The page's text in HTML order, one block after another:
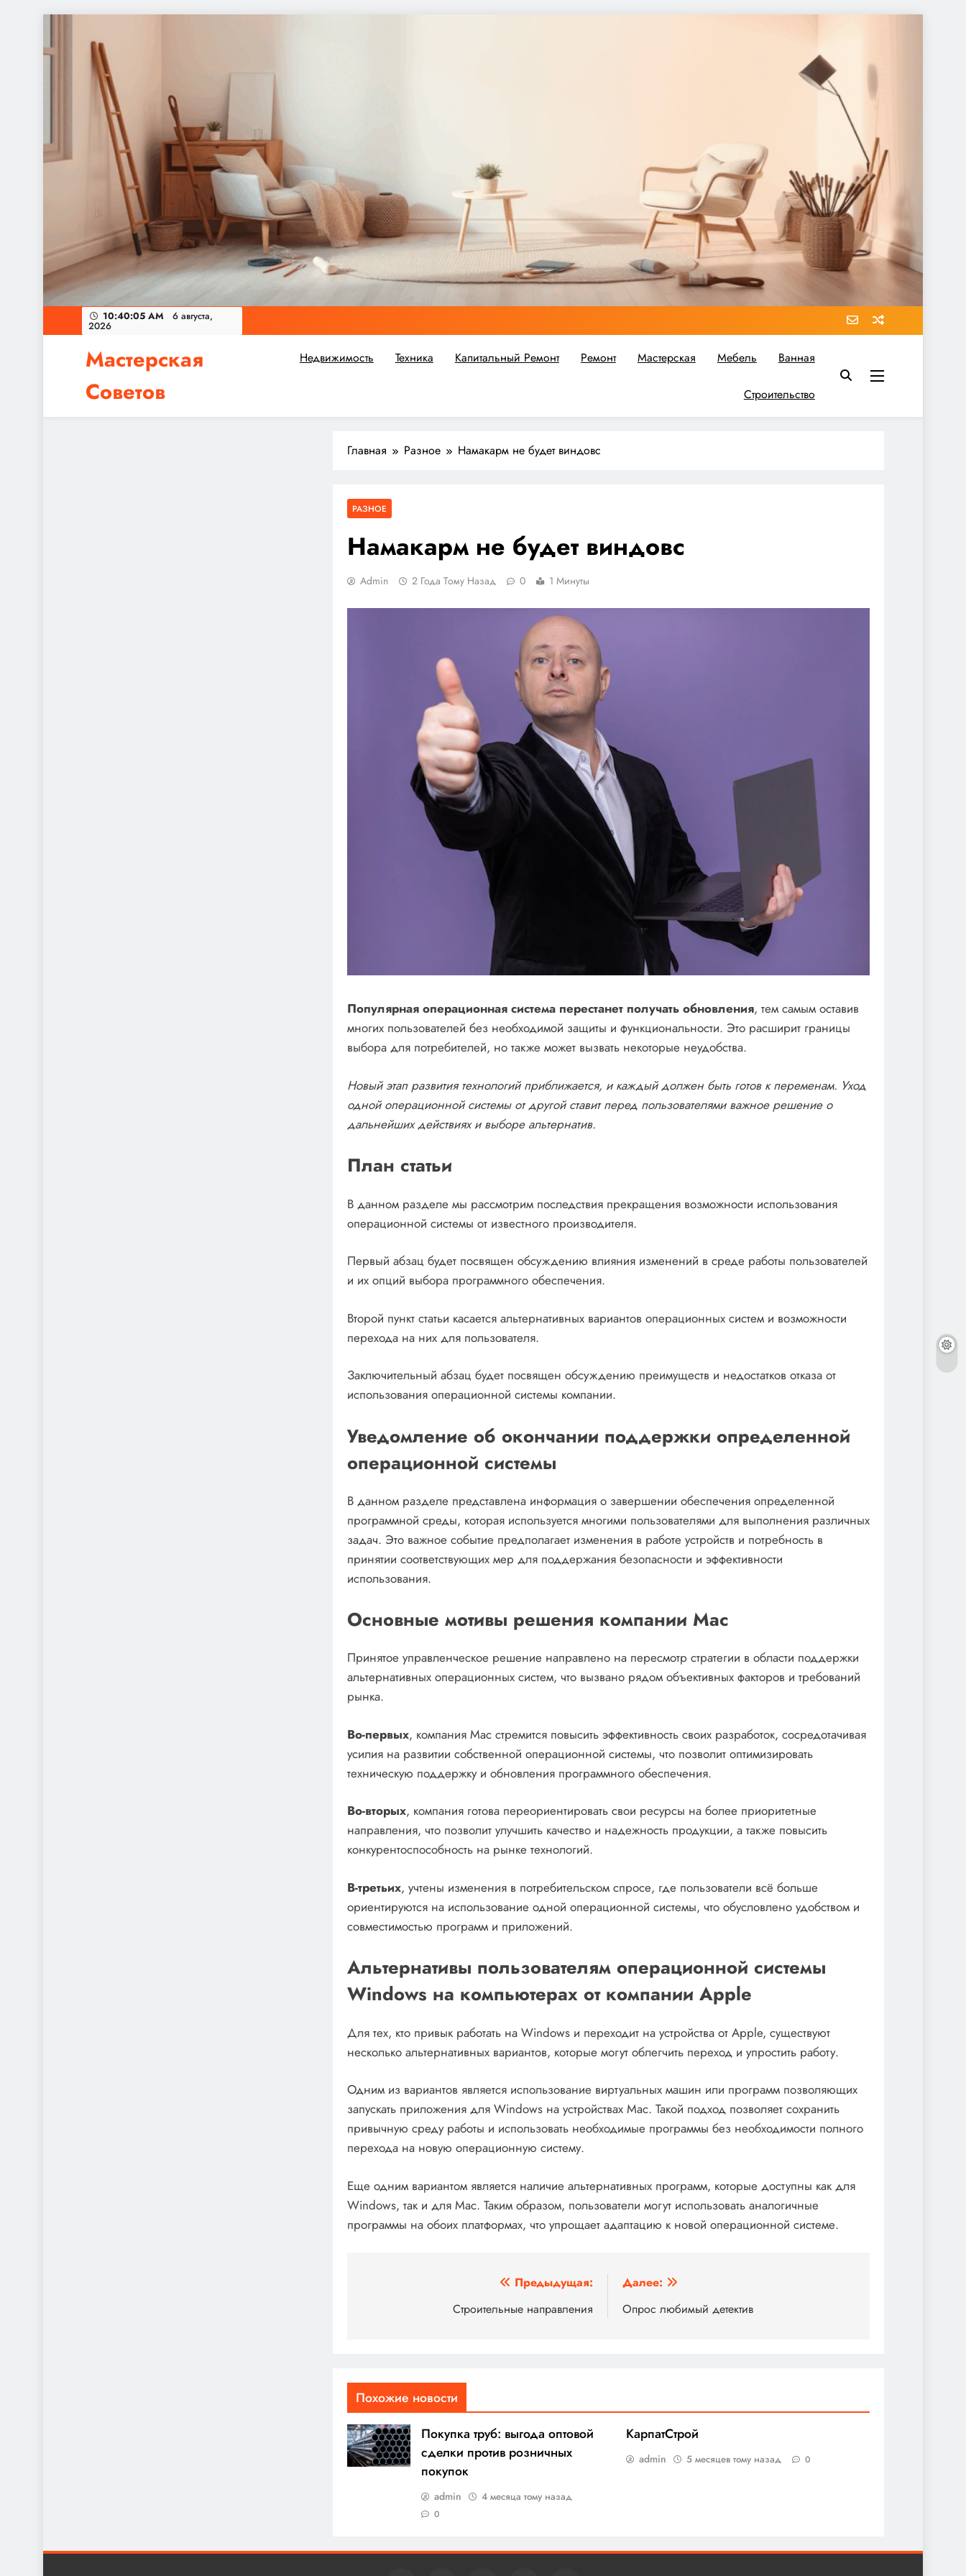
содержимому
10:40:06 AM 6 августа,
2026
Мастерская
Советов
Независимо от того, планируете ли вы небольшой ремонт или крупное строительство, в Мастерской Советов вы найдете все необходимое для реализации своих идей!
Недвижимость Техника Капитальный Ремонт Ремонт Мастерская Мебель Ванная
Строительство
Главная Разное Намакарм не будет виндовс
РАЗНОЕ
Намакарм не будет виндовс
Admin 2 Года Тому Назад 0 1 Минуты
Популярная операционная система перестанет получать обновления, тем самым оставив
многих пользователей без необходимой защиты и функциональности. Это расширит границы
выбора для потребителей, но также может вызвать некоторые неудобства.
Новый этап развития технологий приближается, и каждый должен быть готов к переменам. Уход
одной операционной системы от другой ставит перед пользователями важное решение о
дальнейших действиях и выборе альтернатив.
План статьи
В данном разделе мы рассмотрим последствия прекращения возможности использования
операционной системы от известного производителя.
Первый абзац будет посвящен обсуждению влияния изменений в среде работы пользователей
и их опций выбора программного обеспечения.
Второй пункт статьи касается альтернативных вариантов операционных систем и возможности
перехода на них для пользователя.
Заключительный абзац будет посвящен обсуждению преимуществ и недостатков отказа от
использования операционной системы компании.
Уведомление об окончании поддержки определенной
операционной системы
В данном разделе представлена информация о завершении обеспечения определенной
программной среды, которая используется многими пользователями для выполнения различных
задач. Это важное событие предполагает изменения в работе устройств и потребность в
принятии соответствующих мер для поддержания безопасности и эффективности
использования.
Основные мотивы решения компании Mac
Принятое управленческое решение направлено на пересмотр стратегии в области поддержки
альтернативных операционных систем, что вызвано рядом объективных факторов и требований
рынка.
Во-первых, компания Mac стремится повысить эффективность своих разработок, сосредотачивая
усилия на развитии собственной операционной системы, что позволит оптимизировать
техническую поддержку и обновления программного обеспечения.
Во-вторых, компания готова переориентировать свои ресурсы на более приоритетные
направления, что позволит улучшить качество и надежность продукции, а также повысить
конкурентоспособность на рынке технологий.
В-третьих, учтены изменения в потребительском спросе, где пользователи всё больше
ориентируются на использование одной операционной системы, что обусловлено удобством и
совместимостью программ и приложений.
Альтернативы пользователям операционной системы
Windows на компьютерах от компании Apple
Для тех, кто привык работать на Windows и переходит на устройства от Apple, существуют
несколько альтернативных вариантов, которые могут облегчить переход и упростить работу.
Одним из вариантов является использование виртуальных машин или программ позволяющих
запускать приложения для Windows на устройствах Mac. Такой подход позволяет сохранить
привычную среду работы и использовать необходимые программы без необходимости полного
перехода на новую операционную систему.
Еще одним вариантом является наличие альтернативных программ, которые доступны как для
Windows, так и для Mac. Таким образом, пользователи могут использовать аналогичные
программы на обоих платформах, что упрощает адаптацию к новой операционной системе.
Предыдущая:
Строительные направления
Далее:
Опрос любимый детектив
Похожие новости
Покупка труб: выгода оптовой
сделки против розничных
покупок
admin 4 месяца тому назад
0
КарпатСтрой
admin 5 месяцев тому назад 0